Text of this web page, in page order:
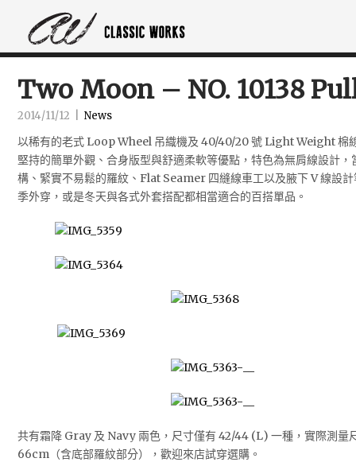
Two Moon – NO. 10138
2014/11/12 News
以稀有的老式 Loop Wheel 吊織機及 40/40/20 號 Light Weight 棉
堅持的簡單外觀、合身版型與舒適柔軟等優點，特色為無肩線設計
構、緊實不易鬆的羅紋、Flat Seamer 四縫線車工以及腋下 V 線設
季外穿，或是冬天與各式外套搭配都相當適合的百搭單品。
共有霜降 Gray 及 Navy 兩色，尺寸僅有 42/44 (L) 一種，實際測量
66cm（含底部羅紋部分），歡迎來店試穿選購。